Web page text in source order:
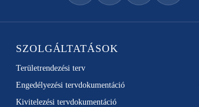
SZOLGÁLTATÁSOK
Területrendezési terv
Engedélyezési tervdokumentáció
Kivitelezési tervdokumentáció